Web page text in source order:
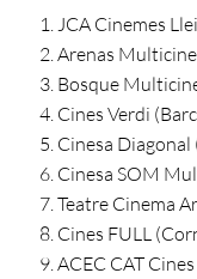
JCA Cinemes
Arenas
Bosque
Cines Verdi
Cinesa Diagonal
Cinesa SOM
Teatre Cinema
Cines FULL
ACEC CAT